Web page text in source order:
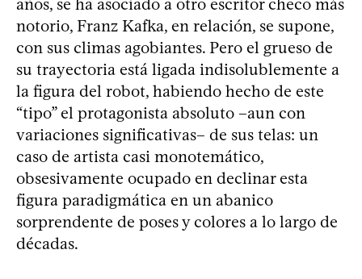
notorio, Franz Kafka, en relación, se supone,
con sus climas agobiantes. Pero el grueso de
su trayectoria está ligada indisolublemente a
la figura del robot, habiendo hecho de este
“tipo” el protagonista absoluto –aun con
variaciones significativas– de sus telas: un
caso de artista casi monotemático,
obsesivamente ocupado en declinar esta
figura paradigmática en un abanico
sorprendente de poses y colores a lo largo de
décadas.